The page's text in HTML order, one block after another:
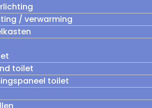
/ verwarming
toilet
toilet